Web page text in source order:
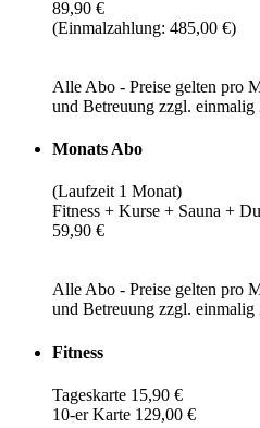
89,90 €
(Einmalzahlung: 485,00 €)
Alle Abo - Preise gelten pro
und Betreuung zzgl.
Monats Abo
(Laufzeit 1 Monat)
Fitness + Kurse + Sauna +
59,90 €
Alle Abo - Preise gelten pro
und Betreuung zzgl.
Fitness
Tageskarte 15,90 €
10-er Karte 129,00 €